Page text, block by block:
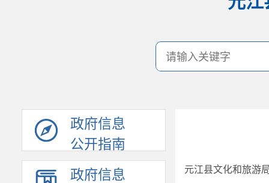
政府信息
公开指南
政府信息
元江县文化和旅游